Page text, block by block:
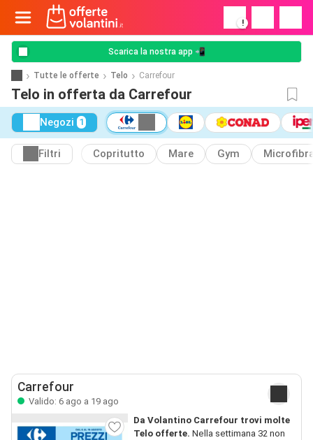
!
Scarica la nostra app 📲
Tutte le offerte Telo Carrefour
Telo in offerta da Carrefour
Negozi 1
Filtri Copritutto Mare Gym
Carrefour
Valido: 6 ago a 19 ago
Da Volantino Carrefour trovi molte
Telo offerte. Nella settimana 32 non